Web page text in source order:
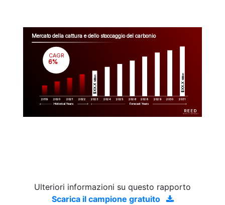
Mercato della cattura e dello stoccaggio del carbonio
2019 2020 2021 2022 2023 2024 2025 2026 2028 2029 2030 2031
$XX.X
Million
$XX.X
Million
CAGR
6%
Historical Years Forecast Years
Ulteriori informazioni su questo rapporto
Scarica il campione gratuito